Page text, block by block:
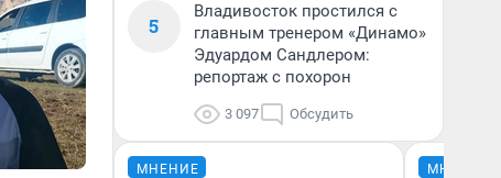
5
Владивосток простился с
главным тренером «Динамо»
Эдуардом Сандлером:
репортаж с похорон
3 097 Обсудить
МНЕНИЕ МНЕНИЕ